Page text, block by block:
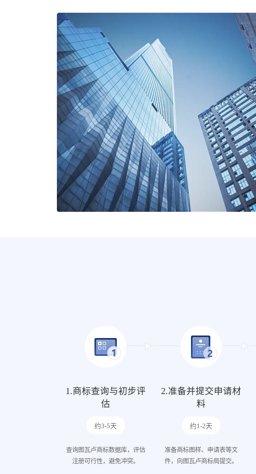
1.商标查询与初步评
估
约3-5天
查询图瓦卢商标数据库，评估
注册可行性，避免冲突。
2.准备并提交申请材
料
约1-2天
准备商标图样、申请表等文
件，向图瓦卢商标局提交。